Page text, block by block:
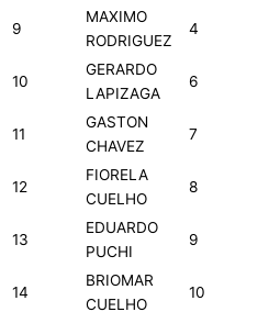
9
MAXIMO
RODRIGUEZ
4
10
GERARDO
LAPIZAGA
6
11
GASTON
CHAVEZ
7
12
FIORELA
CUELHO
8
13
EDUARDO
PUCHI
9
14
BRIOMAR
CUELHO
10